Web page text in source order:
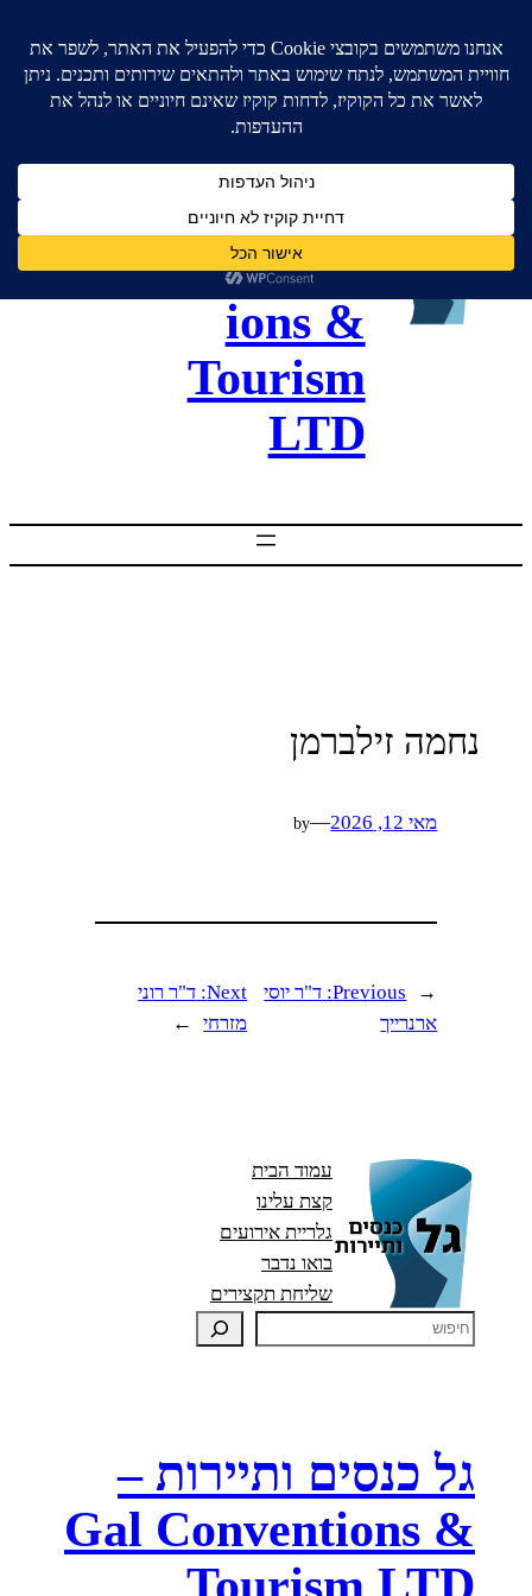
גל כנסים
ותיירות –
Gal
Convent
ions &
Tourism
LTD
נחמה זילברמן
מאי 12, 2026 —
by
←
Previous: ד"ר יוסי
ארנרייך
Next: ד"ר רוני
מזרחי
→
עמוד הבית
קצת עלינו
גלריית אירועים
בואו נדבר
שליחת תקצירים
גל כנסים ותיירות –
Gal Conventions &
Tourism LTD